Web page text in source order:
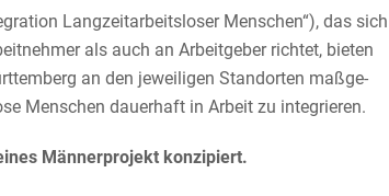
Langzeit­ar­beits­loser Menschen“), das sich
als auch an Arbeit­geber richtet, bieten
an den jewei­ligen Stand­orten maßge­
Menschen dauerhaft in Arbeit zu integrieren.
Männer­pro­jekt konzipiert.